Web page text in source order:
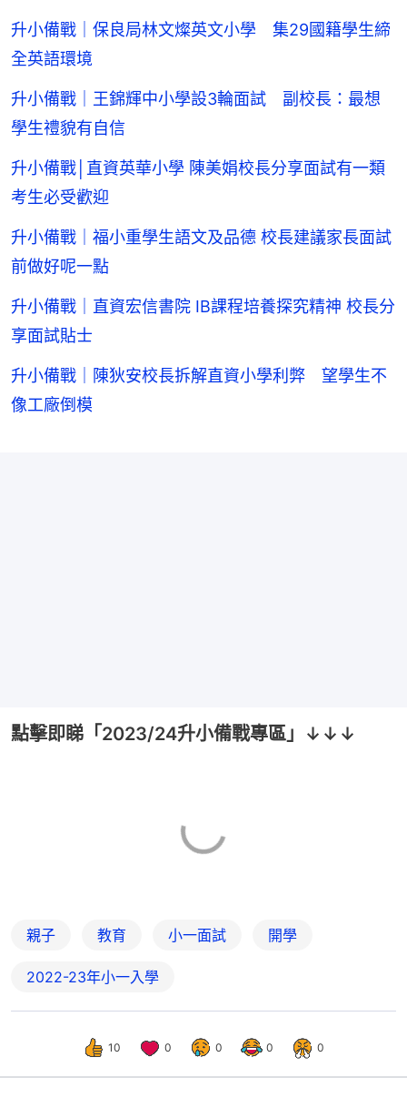
升小備戰｜保良局林文燦英文小學 集29國籍學生締
全英語環境
升小備戰｜王錦輝中小學設3輪面試 副校長：最想
學生禮貌有自信
升小備戰│直資英華小學 陳美娟校長分享面試有一類
考生必受歡迎
升小備戰｜福小重學生語文及品德 校長建議家長面試
前做好呢一點
升小備戰｜直資宏信書院 IB課程培養探究精神 校長分
享面試貼士
升小備戰｜陳狄安校長拆解直資小學利弊 望學生不
像工廠倒模
點擊即睇「2023/24升小備戰專區」↓↓↓
親子 教育 小一面試 開學
2022-23年小一入學
10 0 0 0 0